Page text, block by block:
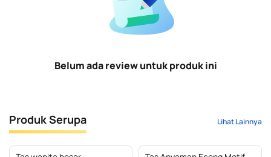
Belum ada review untuk produk ini
Produk Serupa Lihat Lainnya